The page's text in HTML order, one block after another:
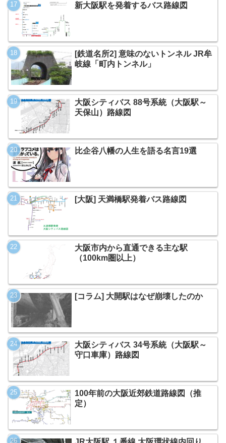
新大阪駅を発着するバス路線図
[鉄道名所2] 意味のないトンネル JR牟
岐線「町内トンネル」
大阪シティバス 88号系統（大阪駅～
天保山）路線図
比企谷八幡の人生を語る名言19選
[大阪] 天満橋駅発着バス路線図
大阪市内から直通できる主な駅
（100km圏以上）
[コラム] 大開駅はなぜ崩壊したのか
大阪シティバス 34号系統（大阪駅～
守口車庫）路線図
100年前の大阪近郊鉄道路線図（推
定）